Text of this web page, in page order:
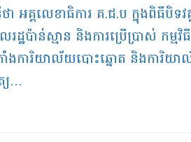
អគ្គលេខាធិការ គ.ជ.ប ក្នុងពិធីបិទវ
ឋប៉ាន់ស្មាន និងការប្រើប្រាស់ កម្មវិ
តាំងការិយាល័យបោះឆ្នោត និងការិយ
យ…